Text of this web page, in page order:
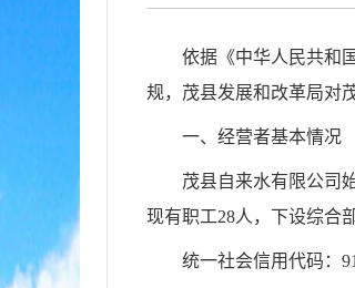
依据《中华人民共和
规， 茂县发展和改革局对
一、经营者基本情况
茂县自来水有限公司
现有职工28人，下设综合
统一社会信用代码：